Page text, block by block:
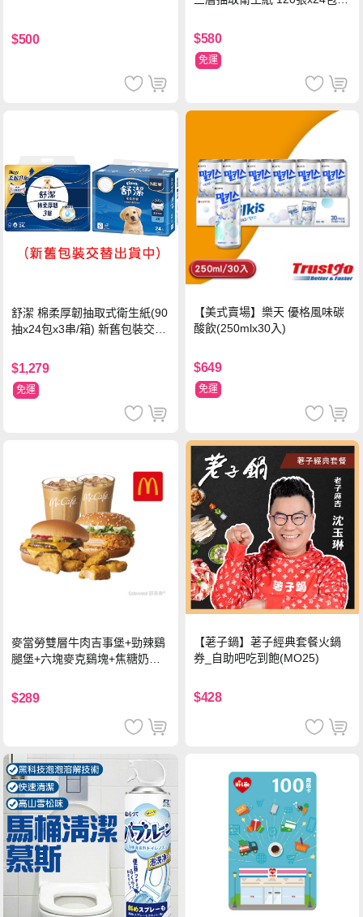
$500 $580
免運
舒潔 棉柔厚韌抽取式衛生紙(90
抽x24包x3串/箱) 新舊包裝交替
$1,279
免運
【美式賣場】樂天 優格風味碳
酸飲(250mlx30入)
$649
免運
麥當勞雙層牛肉吉事堡+勁辣鷄
腿堡+六塊麥克鷄塊+焦糖奶茶
$289
【荖子鍋】荖子經典套餐火鍋
券_自助吧吃到飽(MO25)
$428